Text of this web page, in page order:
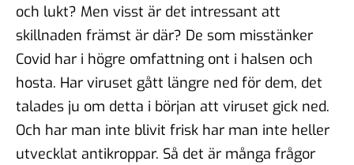
och lukt? Men visst är det intressant att
skillnaden främst är där? De som misstänker
Covid har i högre omfattning ont i halsen och
hosta. Har viruset gått längre ned för dem, det
talades ju om detta i början att viruset gick ned.
Och har man inte blivit frisk har man inte heller
utvecklat antikroppar. Så det är många frågor